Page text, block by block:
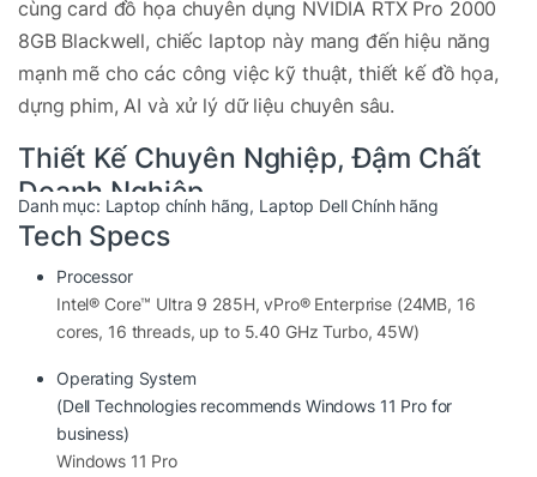
cùng card đồ họa chuyên dụng NVIDIA RTX Pro 2000
8GB Blackwell, chiếc laptop này mang đến hiệu năng
mạnh mẽ cho các công việc kỹ thuật, thiết kế đồ họa,
dựng phim, AI và xử lý dữ liệu chuyên sâu.
Thiết Kế Chuyên Nghiệp, Đậm Chất
Doanh Nghiệp
Dell Pro Max 16 MC16250
với phong cách tối giản nhưng vô cùng sang trọng. Máy
được thiết kế hướng tới người dùng doanh nghiệp và
chuyên gia kỹ thuật với độ hoàn thiện cao, khung máy
Kích thước màn hình 16 inch mang lại không gian làm
Danh mục: Laptop chính hãng, Laptop Dell Chính hãng
Tech Specs
Processor
Intel® Core™ Ultra 9 285H, vPro® Enterprise (24MB, 16
cores, 16 threads, up to 5.40 GHz Turbo, 45W)
Operating System
(Dell Technologies recommends Windows 11 Pro for
business)
Windows 11 Pro